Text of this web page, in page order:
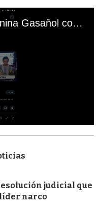
El mal momento de Yanina Gasañol con un hincha argentino en "Subrayado"
judicial que
narco